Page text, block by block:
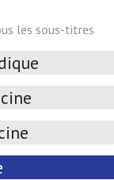
les sous-titres